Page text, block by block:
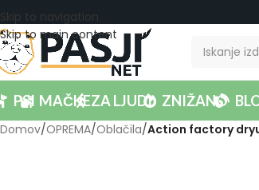
Skip to navigation
Skip to main content
PSI MAČKEZA LJUDI ZNIŽANO
Domov/OPREMA/Oblačila/Action factory